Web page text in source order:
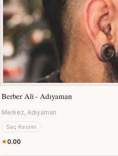
Berber Ali - Adıyaman
Merkez, Adıyaman
Saç Kesimi
0.00